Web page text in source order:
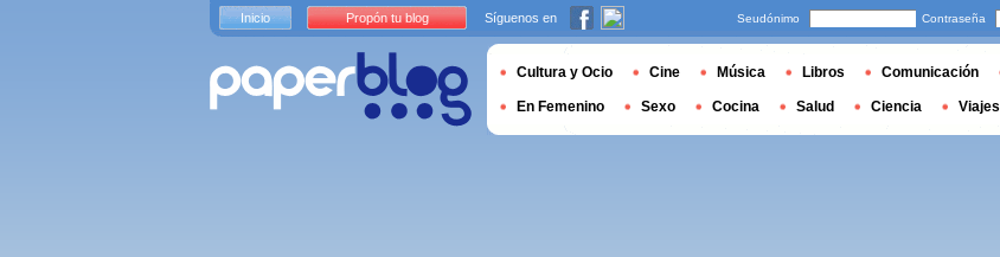
Inicio Propón tu blog Síguenos en Seudónimo Contraseña
Cultura y Ocio Cine Música Libros Comunicación
En Femenino Sexo Cocina Salud Ciencia Viajes